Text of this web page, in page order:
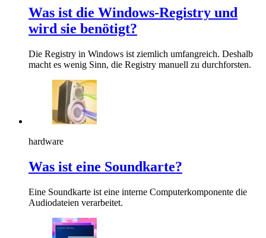
Was ist die Windows-Registry und
wird sie benötigt?
Die Registry in Windows ist ziemlich umfangreich. Deshalb
macht es wenig Sinn, die Registry manuell zu durchforsten.
hardware
Was ist eine Soundkarte?
Eine Soundkarte ist eine interne Computerkomponente die
Audiodateien verarbeitet.